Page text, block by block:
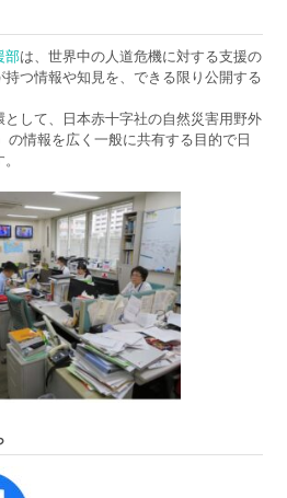
部は、世界中の人道危機に対する支援の
つ情報や知見を、できる限り公開する
して、日本赤十字社の自然災害用野外
情報を広く一般に共有する目的で日